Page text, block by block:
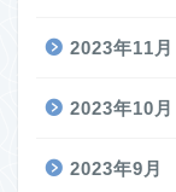
2023年11月
2023年10月
2023年9月